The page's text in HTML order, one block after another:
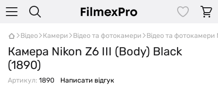
Відео Камери Відео та фотокамери Відео та фотокамери
Камера Nikon Z6 III (Body) Black
(1890)
Артикул: 1890 Написати відгук